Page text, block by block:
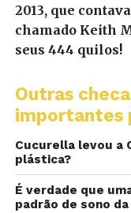
2013, que
chamado Keith
seus 444 quilos!
Outras
importantes
Cucurella levou a
plástica?
É verdade que
padrão de sono